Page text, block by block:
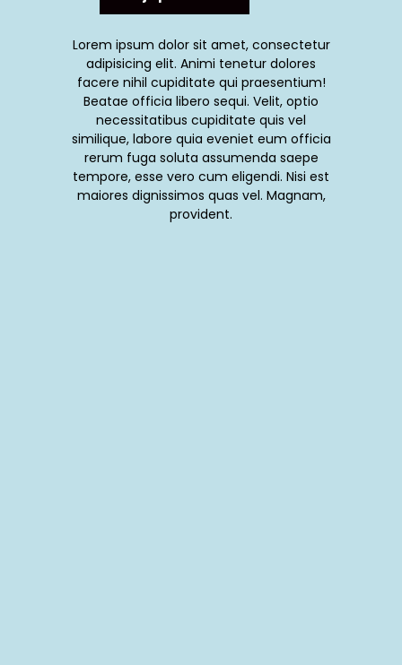
Lorem ipsum dolor sit amet, consectetur
adipisicing elit. Animi tenetur dolores
facere nihil cupiditate qui praesentium!
Beatae officia libero sequi. Velit, optio
necessitatibus cupiditate quis vel
similique, labore quia eveniet eum officia
rerum fuga soluta assumenda saepe
tempore, esse vero cum eligendi. Nisi est
maiores dignissimos quas vel. Magnam,
provident.